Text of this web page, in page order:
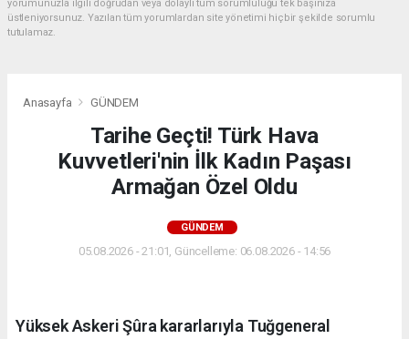
yorumunuzla ilgili doğrudan veya dolaylı tüm sorumluluğu tek başınıza
üstleniyorsunuz. Yazılan tüm yorumlardan site yönetimi hiçbir şekilde sorumlu
tutulamaz.
Anasayfa GÜNDEM
Tarihe Geçti! Türk Hava
Kuvvetleri'nin İlk Kadın Paşası
Armağan Özel Oldu
GÜNDEM
05.08.2026 - 21:01, Güncelleme: 06.08.2026 - 14:56
Yüksek Askeri Şûra kararlarıyla Tuğgeneral